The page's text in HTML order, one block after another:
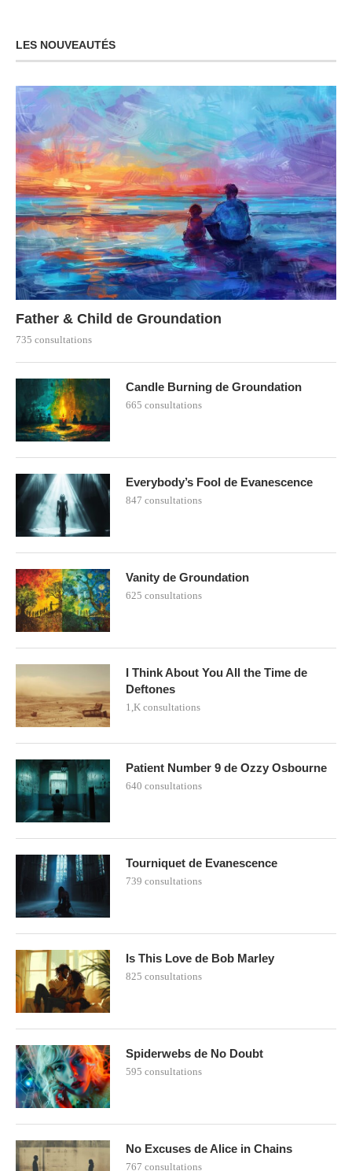
LES NOUVEAUTÉS
Father & Child de Groundation
735 consultations
Candle Burning de Groundation
665 consultations
Everybody’s Fool de Evanescence
847 consultations
Vanity de Groundation
625 consultations
I Think About You All the Time de
Deftones
1,K consultations
Patient Number 9 de Ozzy Osbourne
640 consultations
Tourniquet de Evanescence
739 consultations
Is This Love de Bob Marley
825 consultations
Spiderwebs de No Doubt
595 consultations
No Excuses de Alice in Chains
767 consultations